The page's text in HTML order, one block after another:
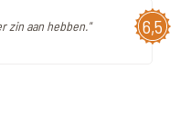
6,5
zin aan hebben."